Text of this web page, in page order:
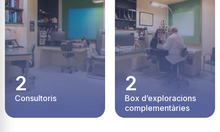
2
Consultoris
2
Box d’exploracions
complementàries